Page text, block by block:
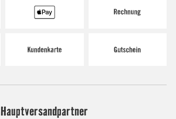
Hauptversandpartner